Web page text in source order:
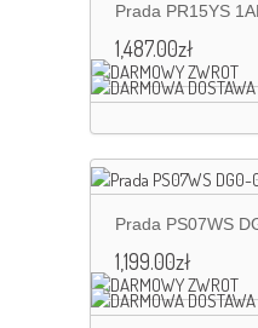
Prada PR15YS
1,487.00zł
Prada PS07WS
1,199.00zł